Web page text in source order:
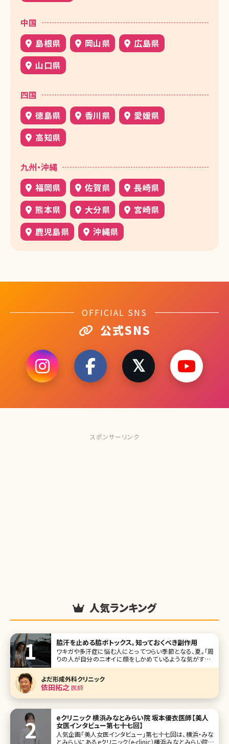
中国
島根県
岡山県
広島県
山口県
四国
徳島県
香川県
愛媛県
高知県
九州・沖縄
福岡県
佐賀県
長崎県
熊本県
大分県
宮崎県
鹿児島県
沖縄県
OFFICIAL SNS
公式SNS
スポンサーリンク
人気ランキング
脇汗を止める脇ボトックス。知っておくべき副作用
ワキガや多汗症に悩む人にとってつらい季節となる、夏。「周
りの人が自分のニオイに顔をしかめているような気がする」
「ただでさえ暑いこの時期、人前に出たときにどっと汗が出て
恥ずかしい思いをするのではないか」こんな心配をしている
方も多いでしょう。 ワキガや多汗症の治療をしたいけれど手
術は怖いという人に
よだ形成外科クリニック
依田拓之 医師
eクリニック 横浜みなとみらい院 坂本優衣医師【美人
女医インタビュー第七十七回】
人気企画「美人女医インタビュー」第七十七回は、横浜・みな
とみらいにあるeクリニック（e-clinic）横浜みなとみらい院で